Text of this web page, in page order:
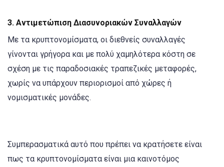
3. Αντιμετώπιση Διασυνοριακών Συναλλαγών
Με τα κρυπτονομίσματα, οι διεθνείς συναλλαγές
γίνονται γρήγορα και με πολύ χαμηλότερα κόστη σε
σχέση με τις παραδοσιακές τραπεζικές μεταφορές,
χωρίς να υπάρχουν περιορισμοί από χώρες ή
νομισματικές μονάδες.
Συμπερασματικά αυτό που πρέπει να κρατήσετε είναι
πως τα κρυπτονομίσματα είναι μια καινοτόμος